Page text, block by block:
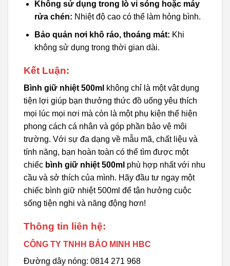
Không sử dụng trong lò vi sóng hoặc máy
rửa chén: Nhiệt độ cao có thể làm hỏng bình.
Bảo quản nơi khô ráo, thoáng mát: Khi
không sử dụng trong thời gian dài.
Kết Luận:
Bình giữ nhiệt 500ml không chỉ là một vật dụng
tiện lợi giúp bạn thưởng thức đồ uống yêu thích
mọi lúc mọi nơi mà còn là một phụ kiện thể hiện
phong cách cá nhân và góp phần bảo vệ môi
trường. Với sự đa dạng về mẫu mã, chất liệu và
tính năng, bạn hoàn toàn có thể tìm được một
chiếc bình giữ nhiệt 500ml phù hợp nhất với nhu
cầu và sở thích của mình. Hãy đầu tư ngay một
chiếc bình giữ nhiệt 500ml để tận hưởng cuộc
sống tiện nghi và năng động hơn!
Thông tin liên hệ:
CÔNG TY TNHH BẢO MINH HBC
Đường dây nóng: 0814 271 968